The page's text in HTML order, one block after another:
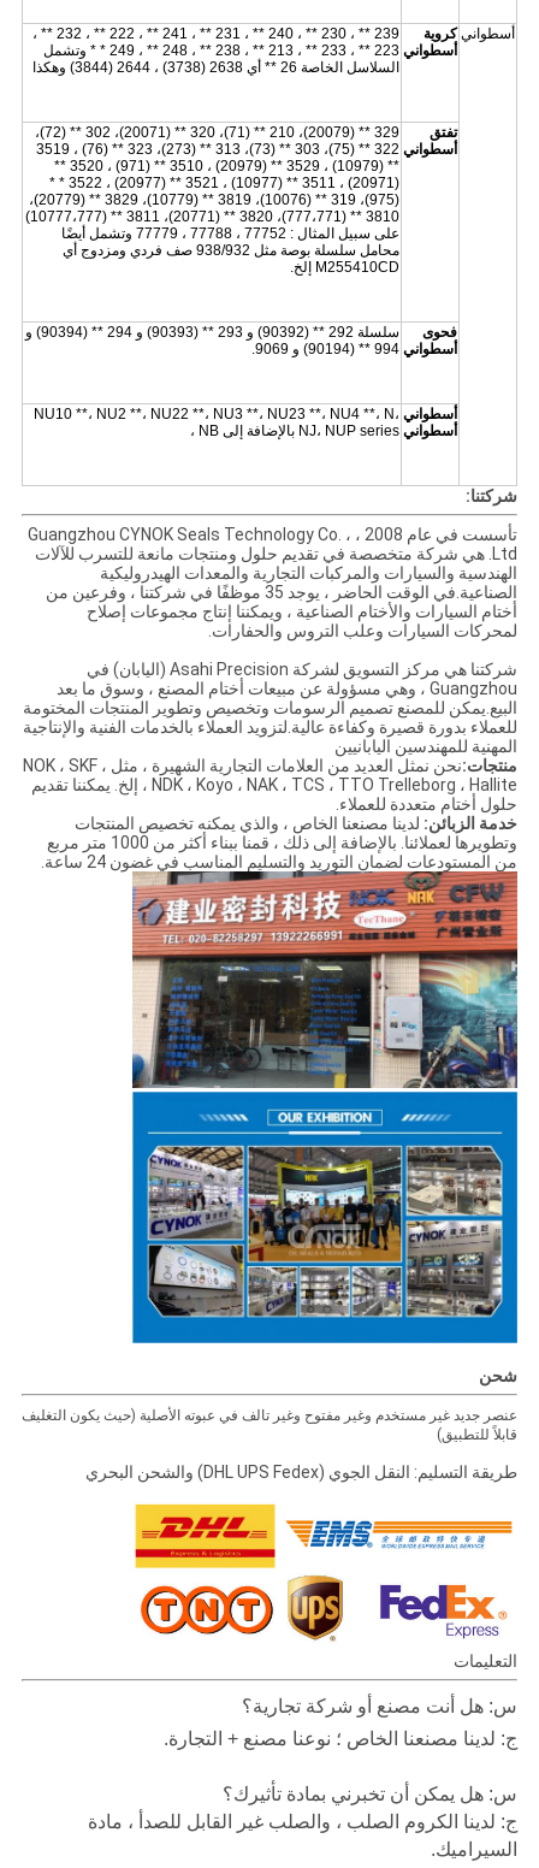
أسطواني كروية
أسطواني
239 ** ، 230 ** ، 240 ** ، 231 ** ، 241 ** ، 222 ** ، 232 ** ،
223 ** ، 233 ** ، 213 ** ، 238 ** ، 248 ** ، 249 * * وتشمل
السلاسل الخاصة 26 ** أي 2638 (3738) ، 2644 (3844) وهكذا
تفتق
أسطواني
329 ** (20079)، 210 ** (71)، 320 ** (20071)، 302 ** (72)،
322 ** (75)، 303 ** (73)، 313 ** (273)، 323 ** (76) ، 3519
** (10979) ، 3529 ** (20979) ، 3510 ** (971) ، 3520 **
(20971) ، 3511 ** (10977) ، 3521 ** (20977) ، 3522 * *
(975)، 319 ** (10076)، 3819 ** (10779)، 3829 ** (20779)،
3810 ** (777،771)، 3820 ** (20771)، 3811 ** (10777،777)
على سبيل المثال : 77752 ، 77788 ، 77779 وتشمل أيضًا
محامل سلسلة بوصة مثل 938/932 صف فردي ومزدوج أي
M255410CD إلخ.
فحوى
أسطواني
سلسلة 292 ** (90392) و 293 ** (90393) و 294 ** (90394) و
994 ** (90194) و 9069.
أسطواني
أسطواني
NU10 **، NU2 **، NU22 **، NU3 **، NU23 **، NU4 **، N،
NJ، NUP series بالإضافة إلى NB ،
شركتنا:
تأسست في عام 2008 ، Guangzhou CYNOK Seals Technology Co. ،
Ltd. هي شركة متخصصة في تقديم حلول ومنتجات مانعة للتسرب للآلات
الهندسية والسيارات والمركبات التجارية والمعدات الهيدروليكية
الصناعية.في الوقت الحاضر ، يوجد 35 موظفًا في شركتنا ، وفرعين من
أختام السيارات والأختام الصناعية ، ويمكننا إنتاج مجموعات إصلاح
لمحركات السيارات وعلب التروس والحفارات.
شركتنا هي مركز التسويق لشركة Asahi Precision (اليابان) في
Guangzhou ، وهي مسؤولة عن مبيعات أختام المصنع ، وسوق ما بعد
البيع.يمكن للمصنع تصميم الرسومات وتخصيص وتطوير المنتجات المختومة
للعملاء بدورة قصيرة وكفاءة عالية.لتزويد العملاء بالخدمات الفنية والإنتاجية
المهنية للمهندسين اليابانيين
منتجات:
نحن نمثل العديد من العلامات التجارية الشهيرة ، مثل NOK ، SKF ،
NDK ، Koyo ، NAK ، TCS ، TTO Trelleborg ، Hallite ، إلخ. يمكننا تقديم
حلول أختام متعددة للعملاء.
خدمة الزبائن: لدينا مصنعنا الخاص ، والذي يمكنه تخصيص المنتجات
وتطويرها لعملائنا. بالإضافة إلى ذلك ، قمنا ببناء أكثر من 1000 متر مربع
من المستودعات لضمان التوريد والتسليم المناسب في غضون 24 ساعة.
شحن
عنصر جديد غير مستخدم وغير مفتوح وغير تالف في عبوته الأصلية (حيث يكون التغليف
قابلاً للتطبيق)
طريقة التسليم: النقل الجوي (DHL UPS Fedex) والشحن البحري
التعليمات
س: هل أنت مصنع أو شركة تجارية؟
ج: لدينا مصنعنا الخاص ؛ نوعنا مصنع + التجارة.
س: هل يمكن أن تخبرني بمادة تأثيرك؟
ج: لدينا الكروم الصلب ، والصلب غير القابل للصدأ ، مادة
السيراميك.